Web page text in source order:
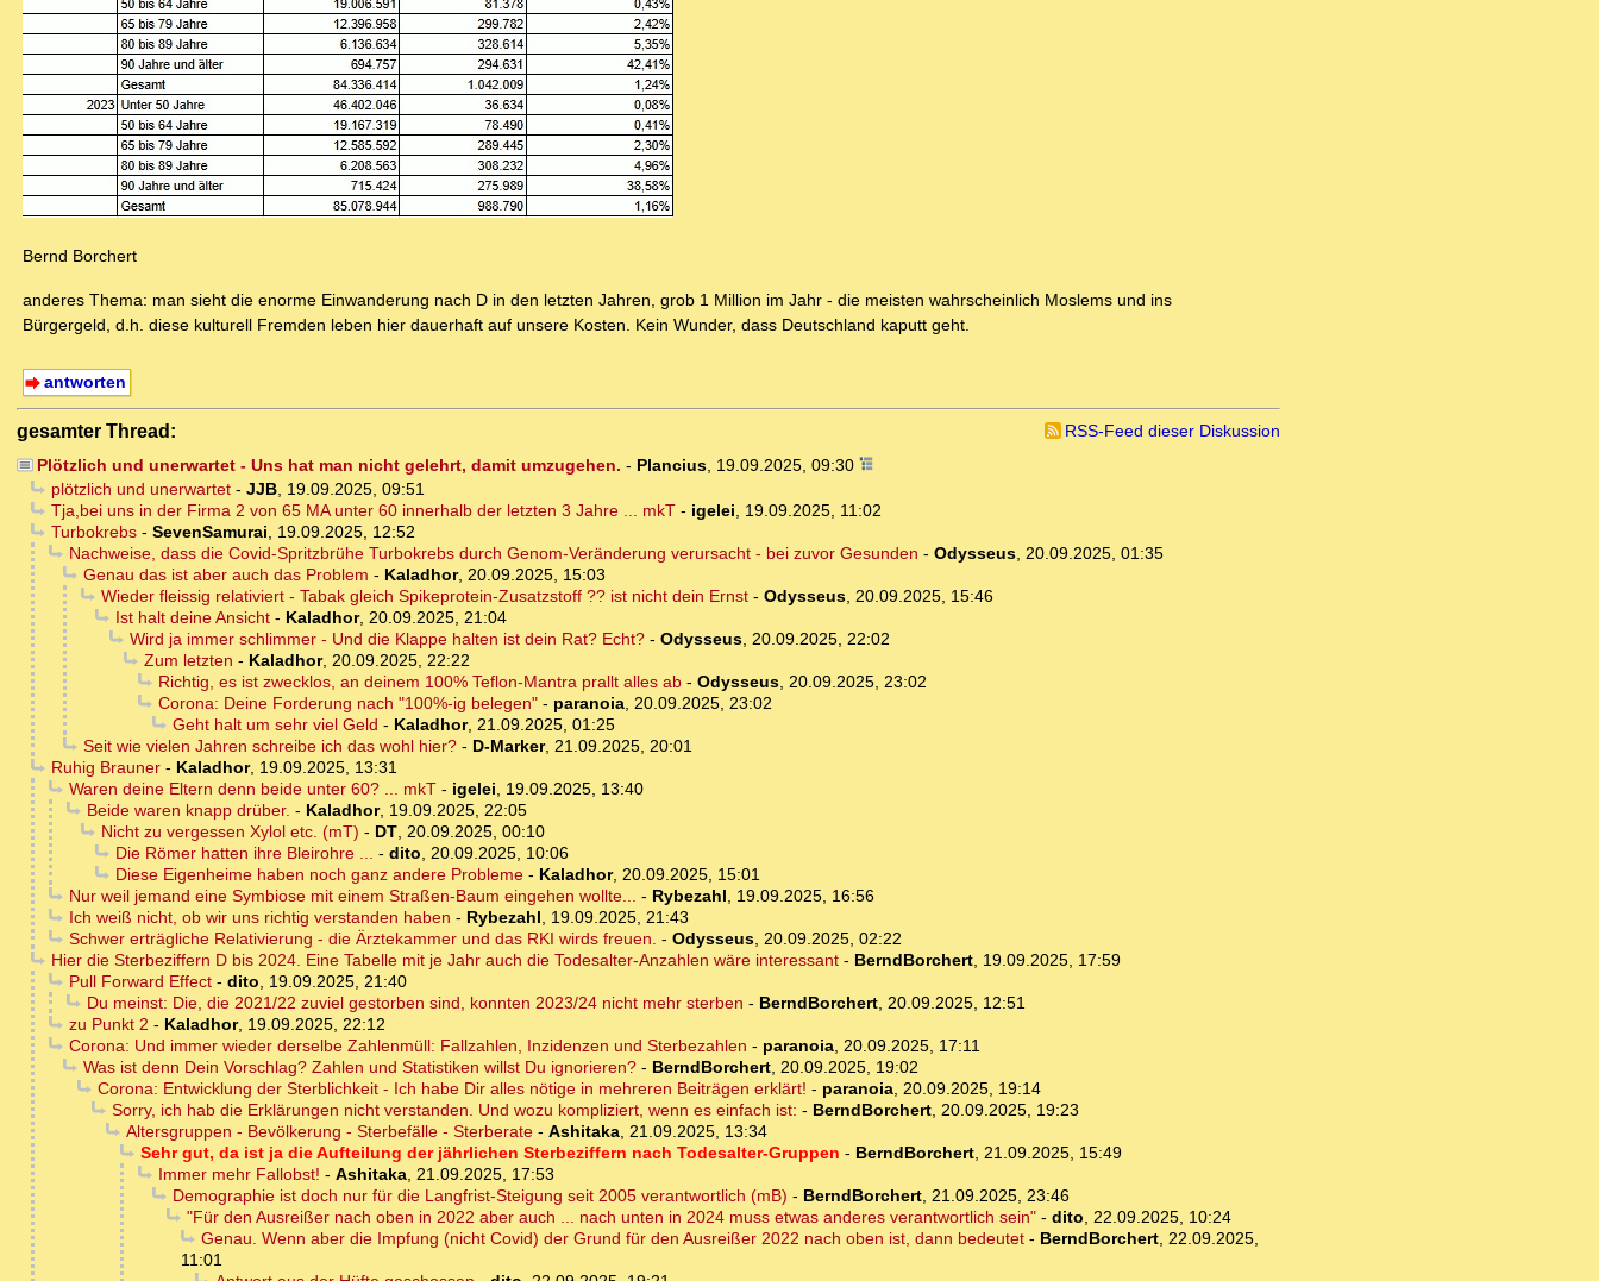
Bernd Borchert
anderes Thema: man sieht die enorme Einwanderung nach D in den letzten Jahren, grob 1 Million im Jahr - die meisten wahrscheinlich Moslems und ins
Bürgergeld, d.h. diese kulturell Fremden leben hier dauerhaft auf unsere Kosten. Kein Wunder, dass Deutschland kaputt geht.
antworten
gesamter Thread:
RSS-Feed dieser Diskussion
Plötzlich und unerwartet - Uns hat man nicht gelehrt, damit umzugehen. - Plancius, 19.09.2025, 09:30
plötzlich und unerwartet- JJB, 19.09.2025, 09:51
Tja,bei uns in der Firma 2 von 65 MA unter 60 innerhalb der letzten 3 Jahre ... mkT- igelei, 19.09.2025, 11:02
Turbokrebs- SevenSamurai, 19.09.2025, 12:52
Nachweise, dass die Covid-Spritzbrühe Turbokrebs durch Genom-Veränderung verursacht - bei zuvor Gesunden - Odysseus, 20.09.2025, 01:35
Genau das ist aber auch das Problem - Kaladhor, 20.09.2025, 15:03
Wieder fleissig relativiert - Tabak gleich Spikeprotein-Zusatzstoff ?? ist nicht dein Ernst- Odysseus, 20.09.2025, 15:46
Ist halt deine Ansicht- Kaladhor, 20.09.2025, 21:04
Wird ja immer schlimmer - Und die Klappe halten ist dein Rat? Echt?- Odysseus, 20.09.2025, 22:02
Zum letzten - Kaladhor, 20.09.2025, 22:22
Richtig, es ist zwecklos, an deinem 100% Teflon-Mantra prallt alles ab- Odysseus, 20.09.2025, 23:02
Corona: Deine Forderung nach "100%-ig belegen"- paranoia, 20.09.2025, 23:02
Geht halt um sehr viel Geld - Kaladhor, 21.09.2025, 01:25
Seit wie vielen Jahren schreibe ich das wohl hier?- D-Marker, 21.09.2025, 20:01
Ruhig Brauner- Kaladhor, 19.09.2025, 13:31
Waren deine Eltern denn beide unter 60? ... mkT- igelei, 19.09.2025, 13:40
Beide waren knapp drüber. - Kaladhor, 19.09.2025, 22:05
Nicht zu vergessen Xylol etc. (mT) - DT, 20.09.2025, 00:10
Die Römer hatten ihre Bleirohre ... - dito, 20.09.2025, 10:06
Diese Eigenheime haben noch ganz andere Probleme- Kaladhor, 20.09.2025, 15:01
Nur weil jemand eine Symbiose mit einem Straßen-Baum eingehen wollte... - Rybezahl, 19.09.2025, 16:56
Ich weiß nicht, ob wir uns richtig verstanden haben - Rybezahl, 19.09.2025, 21:43
Schwer erträgliche Relativierung - die Ärztekammer und das RKI wirds freuen. - Odysseus, 20.09.2025, 02:22
Hier die Sterbeziffern D bis 2024. Eine Tabelle mit je Jahr auch die Todesalter-Anzahlen wäre interessant- BerndBorchert, 19.09.2025, 17:59
Pull Forward Effect- dito, 19.09.2025, 21:40
Du meinst: Die, die 2021/22 zuviel gestorben sind, konnten 2023/24 nicht mehr sterben - BerndBorchert, 20.09.2025, 12:51
zu Punkt 2 - Kaladhor, 19.09.2025, 22:12
Corona: Und immer wieder derselbe Zahlenmüll: Fallzahlen, Inzidenzen und Sterbezahlen - paranoia, 20.09.2025, 17:11
Was ist denn Dein Vorschlag? Zahlen und Statistiken willst Du ignorieren?- BerndBorchert, 20.09.2025, 19:02
Corona: Entwicklung der Sterblichkeit - Ich habe Dir alles nötige in mehreren Beiträgen erklärt! - paranoia, 20.09.2025, 19:14
Sorry, ich hab die Erklärungen nicht verstanden. Und wozu kompliziert, wenn es einfach ist: - BerndBorchert, 20.09.2025, 19:23
Altersgruppen - Bevölkerung - Sterbefälle - Sterberate- Ashitaka, 21.09.2025, 13:34
Sehr gut, da ist ja die Aufteilung der jährlichen Sterbeziffern nach Todesalter-Gruppen - BerndBorchert, 21.09.2025, 15:49
Immer mehr Fallobst! - Ashitaka, 21.09.2025, 17:53
Demographie ist doch nur für die Langfrist-Steigung seit 2005 verantwortlich (mB) - BerndBorchert, 21.09.2025, 23:46
"Für den Ausreißer nach oben in 2022 aber auch ... nach unten in 2024 muss etwas anderes verantwortlich sein"- dito, 22.09.2025, 10:24
Genau. Wenn aber die Impfung (nicht Covid) der Grund für den Ausreißer 2022 nach oben ist, dann bedeutet- BerndBorchert, 22.09.2025,
11:01